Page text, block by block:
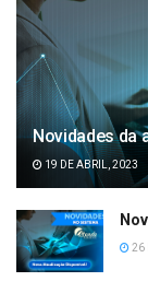
Novidades da
19 DE ABRIL, 2023
26